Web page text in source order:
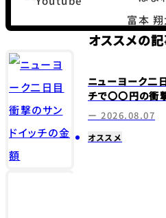
オススメの
ニューヨーク二
チで〇〇円の衝撃
ー 2026.08.07
オススメ